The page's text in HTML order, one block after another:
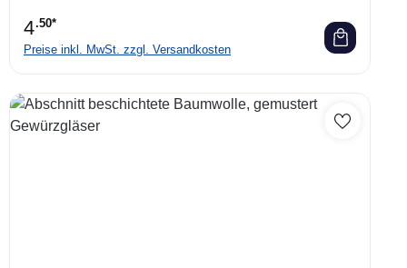
4.50*
Preise inkl. MwSt. zzgl. Versandkosten